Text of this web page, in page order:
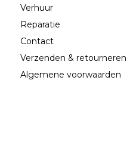
Verhuur
Reparatie
Contact
Verzenden & retourneren
Algemene voorwaarden